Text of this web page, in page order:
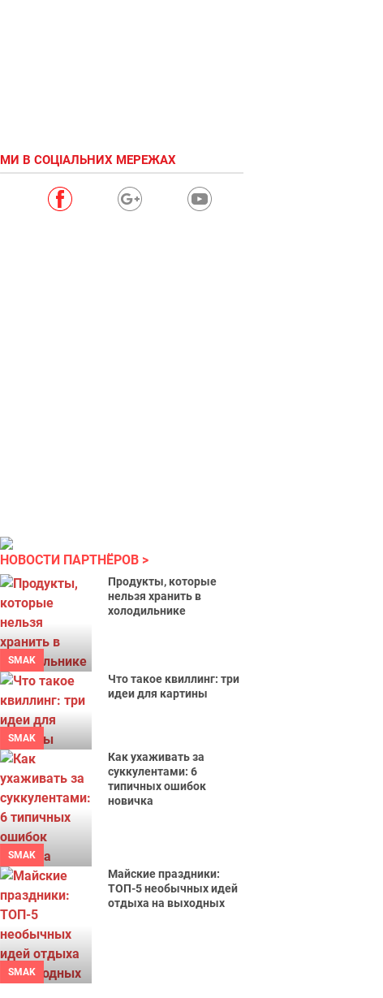
МИ В СОЦІАЛЬНИХ МЕРЕЖАХ
НОВОСТИ ПАРТНЁРОВ
SMAK
Продукты, которые
нельзя хранить в
холодильнике
SMAK
Что такое квиллинг: три
идеи для картины
SMAK
Как ухаживать за
суккулентами: 6
типичных ошибок
новичка
SMAK
Майские праздники:
ТОП-5 необычных идей
отдыха на выходных